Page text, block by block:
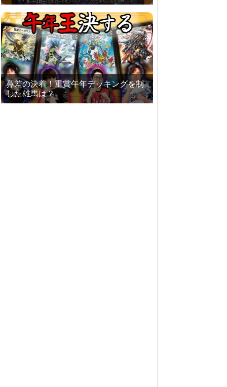
鼻差の決着！重賞午年デッキングを制
した雄馬は？